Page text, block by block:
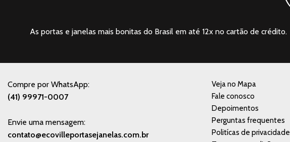
As portas e janelas mais bonitas do Brasil em até 12x no cartão de crédito.
Compre por WhatsApp:
(41) 99971-0007
Envie uma mensagem:
contato@ecovilleportasejanelas.com.br
Veja no Mapa
Fale conosco
Depoimentos
Perguntas frequentes
Politícas de privacidade